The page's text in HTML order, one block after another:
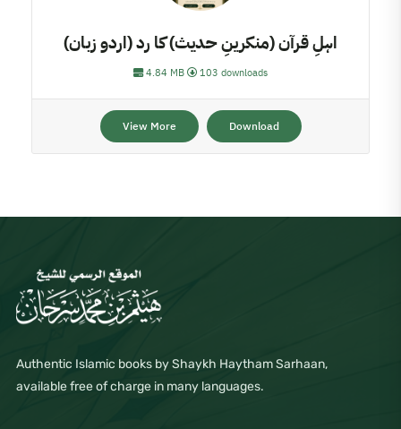
اہلِ قرآن (منکرینِ حدیث) کا رد (اردو زبان)
4.84 MB 103 downloads
View More Download
Authentic Islamic books by Shaykh Haytham Sarhaan,
available free of charge in many languages.